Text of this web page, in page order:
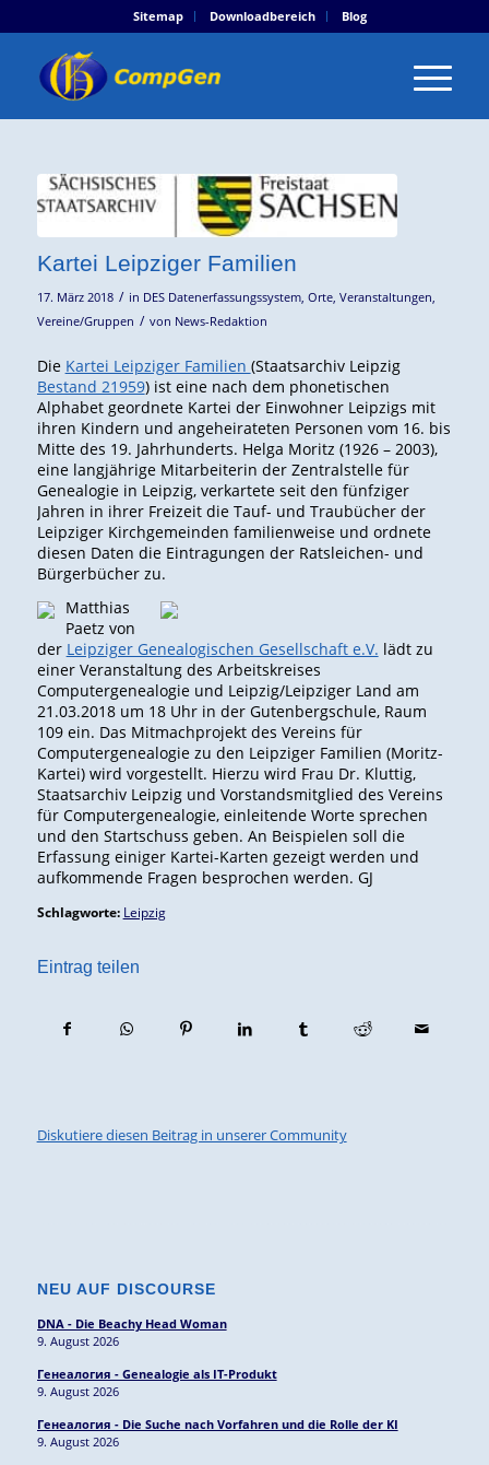
Sitemap Downloadbereich Blog
Kartei Leipziger Familien
17. März 2018 / in DES Datenerfassungssystem, Orte, Veranstaltungen,
Vereine/Gruppen / von News-Redaktion
Die Kartei Leipziger Familien (Staatsarchiv Leipzig
Bestand 21959) ist eine nach dem phonetischen
Alphabet geordnete Kartei der Einwohner Leipzigs mit
ihren Kindern und angeheirateten Personen vom 16. bis
Mitte des 19. Jahrhunderts. Helga Moritz (1926 – 2003),
eine langjährige Mitarbeiterin der Zentralstelle für
Genealogie in Leipzig, verkartete seit den fünfziger
Jahren in ihrer Freizeit die Tauf- und Traubücher der
Leipziger Kirchgemeinden familienweise und ordnete
diesen Daten die Eintragungen der Ratsleichen- und
Bürgerbücher zu.
Matthias
Paetz von
der Leipziger Genealogischen Gesellschaft e.V. lädt zu
einer Veranstaltung des Arbeitskreises
Computergenealogie und Leipzig/Leipziger Land am
21.03.2018 um 18 Uhr in der Gutenbergschule, Raum
109 ein. Das Mitmachprojekt des Vereins für
Computergenealogie zu den Leipziger Familien (Moritz-
Kartei) wird vorgestellt. Hierzu wird Frau Dr. Kluttig,
Staatsarchiv Leipzig und Vorstandsmitglied des Vereins
für Computergenealogie, einleitende Worte sprechen
und den Startschuss geben. An Beispielen soll die
Erfassung einiger Kartei-Karten gezeigt werden und
aufkommende Fragen besprochen werden. GJ
Schlagworte: Leipzig
Eintrag teilen
Diskutiere diesen Beitrag in unserer Community
NEU AUF DISCOURSE
DNA - Die Beachy Head Woman
9. August 2026
Генеалогия - Genealogie als IT-Produkt
9. August 2026
Генеалогия - Die Suche nach Vorfahren und die Rolle der KI
9. August 2026